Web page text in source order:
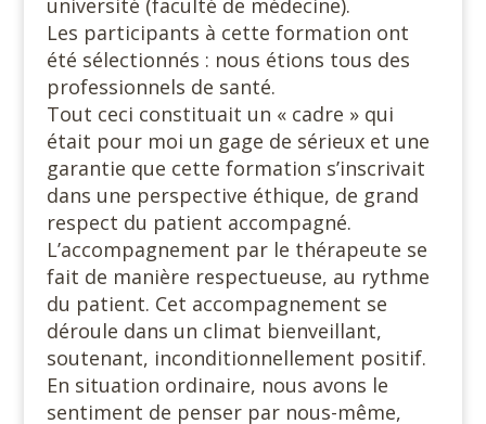
université (faculté de médecine).
Les participants à cette formation ont
été sélectionnés : nous étions tous des
professionnels de santé.
Tout ceci constituait un « cadre » qui
était pour moi un gage de sérieux et une
garantie que cette formation s’inscrivait
dans une perspective éthique, de grand
respect du patient accompagné.
L’accompagnement par le thérapeute se
fait de manière respectueuse, au rythme
du patient. Cet accompagnement se
déroule dans un climat bienveillant,
soutenant, inconditionnellement positif.
En situation ordinaire, nous avons le
sentiment de penser par nous-même,